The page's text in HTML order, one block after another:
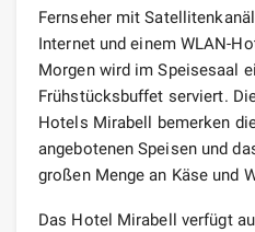
Fernseher mit
Internet und einem WLAN-
Morgen wird im Speisesaal
Frühstücksbuffet serviert.
Hotels Mirabell bemerken
angebotenen Speisen und
großen Menge an Käse und
Das Hotel Mirabell verfügt